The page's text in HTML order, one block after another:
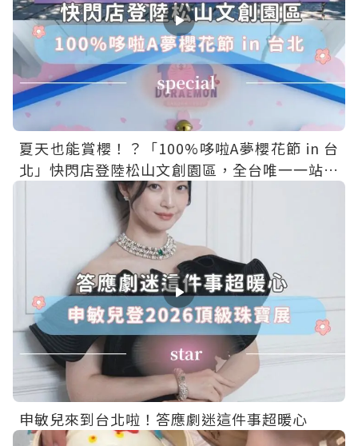
夏天也能賞櫻！？「100%哆啦A夢櫻花節 in 台
北」快閃店登陸松山文創園區，全台唯一一站免
申敏兒來到台北啦！答應劇迷這件事超暖心